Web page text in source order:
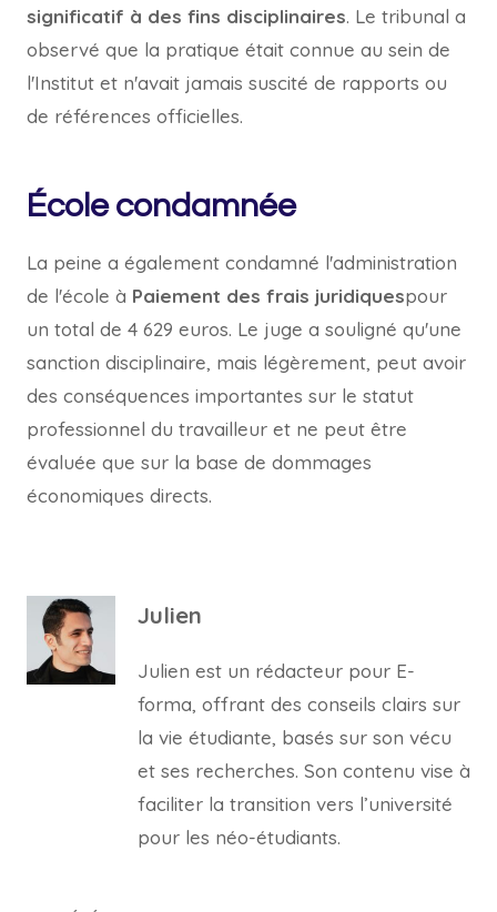
significatif à des fins disciplinaires. Le tribunal a
observé que la pratique était connue au sein de
l'Institut et n'avait jamais suscité de rapports ou
de références officielles.
École condamnée
La peine a également condamné l'administration
de l'école à Paiement des frais juridiquespour
un total de 4 629 euros. Le juge a souligné qu'une
sanction disciplinaire, mais légèrement, peut avoir
des conséquences importantes sur le statut
professionnel du travailleur et ne peut être
évaluée que sur la base de dommages
économiques directs.
Julien
Julien est un rédacteur pour E-
forma, offrant des conseils clairs sur
la vie étudiante, basés sur son vécu
et ses recherches. Son contenu vise à
faciliter la transition vers l’université
pour les néo-étudiants.